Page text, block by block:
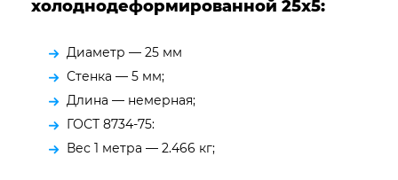
холоднодеформированной 25х5:
Диаметр — 25 мм
Стенка — 5 мм;
Длина — немерная;
ГОСТ 8734-75:
Вес 1 метра — 2.466 кг;